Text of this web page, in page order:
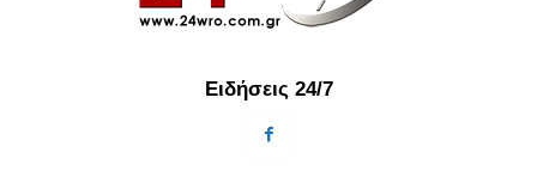
Ειδήσεις 24/7